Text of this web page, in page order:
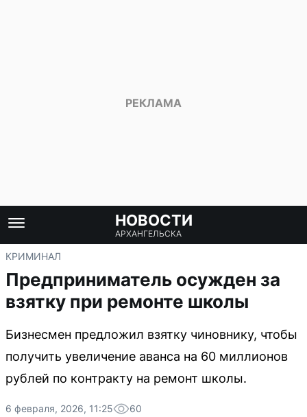
НОВОСТИ
АРХАНГЕЛЬСКА
КРИМИНАЛ
Предприниматель осужден за
взятку при ремонте школы
Бизнесмен предложил взятку чиновнику, чтобы
получить увеличение аванса на 60 миллионов
рублей по контракту на ремонт школы.
6 февраля, 2026, 11:25 60